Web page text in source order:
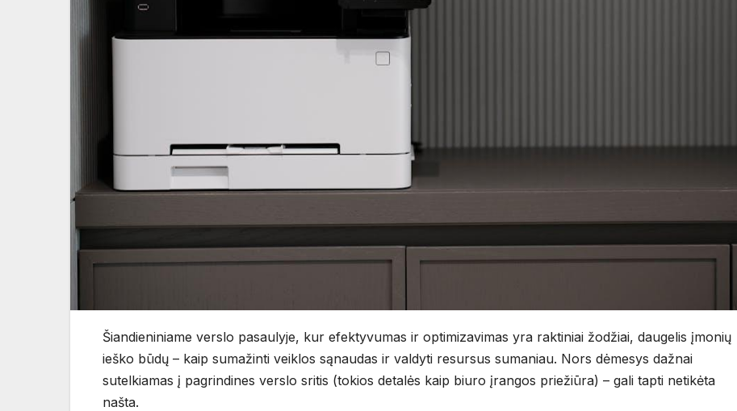
Šiandieniniame verslo pasaulyje, kur efektyvumas ir optimizavimas yra raktiniai žodžiai, daugelis įmonių
ieško būdų – kaip sumažinti veiklos sąnaudas ir valdyti resursus sumaniau. Nors dėmesys dažnai
sutelkiamas į pagrindines verslo sritis (tokios detalės kaip biuro įrangos priežiūra) – gali tapti netikėta
našta.